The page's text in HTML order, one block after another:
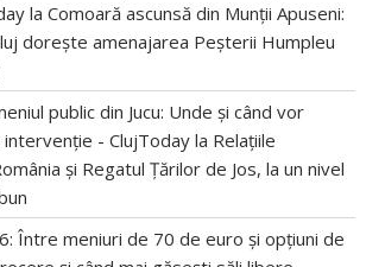
laComoară ascunsă din Munții Apuseni:
dorește amenajarea Peșterii Humpleu
public din Jucu: Unde și când vor
- ClujToday la Relațiile
și Regatul Țărilor de Jos, la un nivel
Între meniuri de 70 de euro și opțiuni de